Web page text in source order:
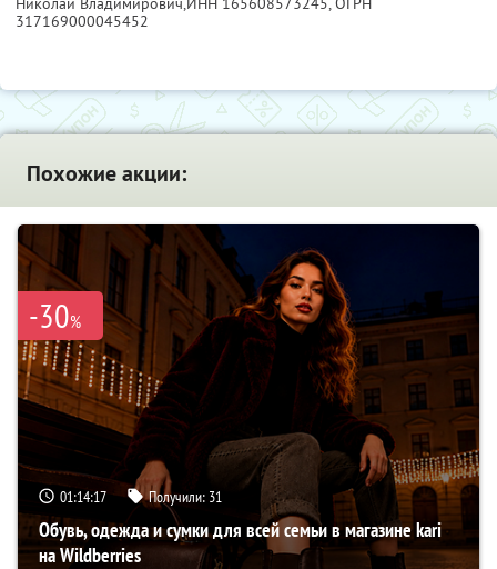
317169000045452
Похожие акции:
-30%
01:14:16 Получили: 31
Обувь, одежда и сумки для всей семьи в магазине kari
на Wildberries